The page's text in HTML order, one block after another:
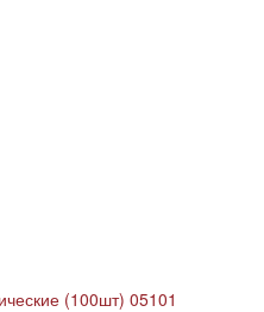
(100шт) 05101